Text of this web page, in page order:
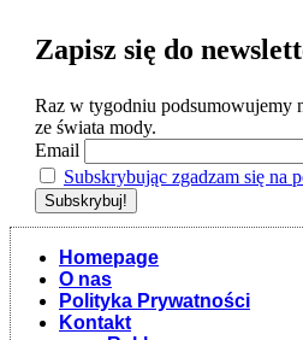
Zapisz się do
Raz w tygodniu podsumowujemy
ze świata mody.
Email
Subskrybując zgadzam się na
Homepage
O nas
Polityka Prywatności
Kontakt